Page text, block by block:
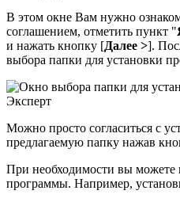
В этом окне Вам нужно
соглашением, отметить пункт "
и нажать кнопку [Далее >].
выбора папки для установки
Можно просто согласиться с
предлагаемую папку нажав
При необходимости вы можете
программы. Например,